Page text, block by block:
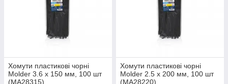
Хомути пластикові чорні
Molder 3.6 x 150 мм, 100 шт
(MA28315)
Хомути пластикові чорні
Molder 2.5 x 200 мм, 100 шт
(MA28220)